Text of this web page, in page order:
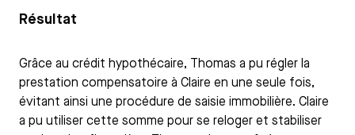
Résultat
Grâce au crédit hypothécaire, Thomas a pu régler la
prestation compensatoire à Claire en une seule fois,
évitant ainsi une procédure de saisie immobilière. Claire
a pu utiliser cette somme pour se reloger et stabiliser